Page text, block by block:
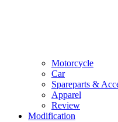
Motorcycle
Car
Spareparts &
Apparel
Review
Modification